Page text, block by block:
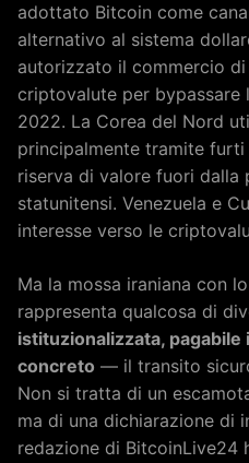
adottato Bitcoin come
alternativo al sistema
autorizzato il commercio
criptovalute per bypassare
2022. La Corea del Nord
principalmente tramite
riserva di valore fuori dalla
statunitensi. Venezuela e
interesse verso le
Ma la mossa iraniana con
rappresenta qualcosa di
istituzionalizzata,
concreto — il transito
Non si tratta di un
ma di una dichiarazione di
redazione di BitcoinLive24